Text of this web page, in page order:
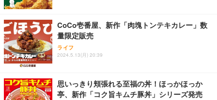
CoCo壱番屋、新作「肉塊トンテキカレー」数
量限定販売
ライフ
2024.5.13(月) 20:39
思いっきり頬張れる至福の丼！ほっかほっか
亭、新作「コク旨キムチ豚丼」シリーズ発売